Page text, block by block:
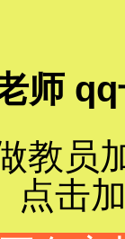
师
教员
点击